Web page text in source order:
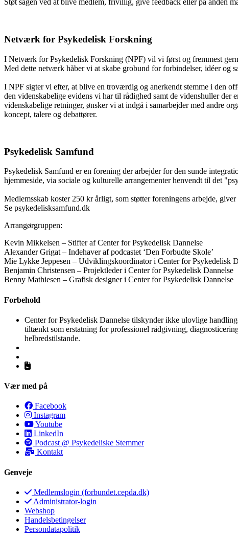
Støt sagen ved at blive medlem, frivillig, give feedback eller på anden
Netværk for Psykedelisk Forskning
I Netværk for Psykedelisk Forskning (NPF) vil vi først og fremmest
Med dette netværk håber vi at skabe grobund for forbindelser, idéer og
I NPF sigter vi efter, at blive en troværdig og anerkendt stemme i den
den videnskabelige evidens vi har til rådighed samt de videnshuller
videnskabelige retninger, ønsker vi at indgå i samarbejder med andre
koncept, talere og debattører.
Psykedelisk Samfund
Psykedelisk Samfund er en forening der arbejder for den sunde
hjemmeside, via sociale og kulturelle arrangementer henvendt til det
Medlemsskab koster 250 kr årligt, som støtter foreningens arbejde,
Se psykedelisksamfund.dk
Arrangørgruppen:
Kevin Mikkelsen – Stifter af Center for Psykedelisk Dannelse
Alexander Grigat – Indehaver af podcastet ‘Den Forbudte Skole’
Mie Lykke Jeppesen – Udviklingskoordinator i Center for Psykedelisk
Benjamin Christensen – Projektleder i Center for Psykedelisk Dannelse
Benny Mathiesen – Grafisk designer i Center for Psykedelisk Dannelse
Forbehold
Center for Psykedelisk Dannelse tilskynder ikke ulovlige
tiltænkt som erstatning for professionel rådgivning,
helbredstilstande.
Vær med på
Facebook
Instagram
Youtube
LinkedIn
Podcast @ Psykedeliske Stemmer
Kontakt
Genveje
Medlemslogin (forbundet.cepda.dk)
Administrator-login
Webshop
Handelsbetingelser
Persondatapolitik